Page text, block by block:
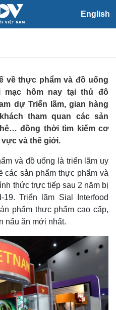
English
Xã hội
Tin 24h
Dự báo thời tiết
Giáo dục
Dấu ấn VOV
Biển đảo
cơ hội tại
2022
về thực phẩm và đồ uống
mạc hôm nay tại thủ đô
dự Triển lãm, gian hàng
tham quan các sản
đồng thời tìm kiếm cơ
và thế giới.
và đồ uống là triển lãm uy
các sản phẩm thực phẩm và
thức trực tiếp sau 2 năm bị
Triển lãm Sial Interfood
phẩm thực phẩm cao cấp,
nấu ăn mới nhất.